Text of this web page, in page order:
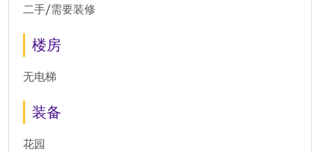
二手/需要装修
楼房
无电梯
装备
花园